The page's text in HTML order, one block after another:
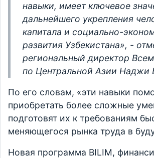
навыки, имеет ключевое
дальнейшего укрепления
капитала и социально-
развития Узбекистана», -
региональный директор
по Центральной Азии Наджи
По его словам, «эти навыки
приобретать более сложные
подготовят их к требованиям
меняющегося рынка труда в
Новая программа BILIM,